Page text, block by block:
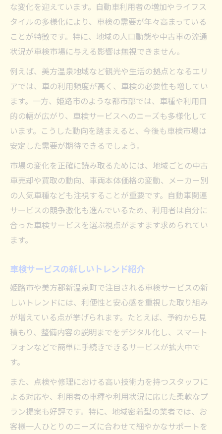
車検で知る地域サービスの進化
変わりゆく車検のポイントを地域で知る
車検の新基準を地域で理解する方法
車検の制度改正とサービスの最新動向
車検に強い地域業者の特徴とは
地域ごとの差が出る車検サービス内容
車検時に確認すべき最新ポイント
市場動向なら姫路市美方郡新温泉町が注目
車検市場で注目される地域独自の傾向
姫路市と新温泉町の車検動向比較
車検ニーズの多様化とその背景
車検市場で今求められるサービス像
車検に強い業者が注目される理由
車検事情を比較したい方におすすめの方法
車検業者のサービス比較ポイント
車検見積もりで注意すべき事項
地域で選ぶ車検の特徴と将来性について
車検サービスを地域で選ぶ理由とは
地域業者の車検対応力を探る
車検選びで注目したい地域の特色
車検サービスの進化と今後の展望
な変化を迎えています。自動車利用者の増加やライフス
タイルの多様化により、車検の需要が年々高まっている
ことが特徴です。特に、地域の人口動態や中古車の流通
状況が車検市場に与える影響は無視できません。
例えば、美方温泉地域など観光や生活の拠点となるエリ
アでは、車の利用頻度が高く、車検の必要性も増してい
ます。一方、姫路市のような都市部では、車種や利用目
的の幅が広がり、車検サービスへのニーズも多様化して
います。こうした動向を踏まえると、今後も車検市場は
安定した需要が期待できるでしょう。
市場の変化を正確に読み取るためには、地域ごとの中古
車売却や買取の動向、車両本体価格の変動、メーカー別
の人気車種なども注視することが重要です。自動車関連
サービスの競争激化も進んでいるため、利用者は自分に
合った車検サービスを選ぶ視点がますます求められてい
ます。
車検サービスの新しいトレンド紹介
姫路市や美方郡新温泉町で注目される車検サービスの新
しいトレンドには、利便性と安心感を重視した取り組み
が増えている点が挙げられます。たとえば、予約から見
積もり、整備内容の説明までをデジタル化し、スマート
フォンなどで簡単に手続きできるサービスが拡大中で
す。
また、点検や修理における高い技術力を持つスタッフに
よる対応や、利用者の車種や利用状況に応じた柔軟なプ
ラン提案も好評です。特に、地域密着型の業者では、お
客様一人ひとりのニーズに合わせて細やかなサポートを